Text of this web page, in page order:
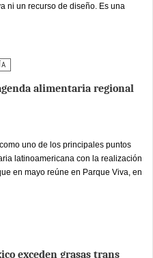
ni un recurso de diseño. Es una
alimentaria regional
uno de los principales puntos
latinoamericana con la realización
en mayo reúne en Parque Viva, en
exceden grasas trans